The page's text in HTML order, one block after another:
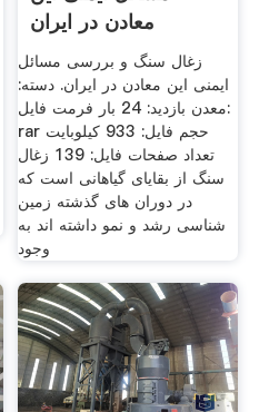
معادن در ایران
زغال سنگ و بررسی مسائل
ایمنی این معادن در ایران. دسته:
معدن بازدید: 24 بار فرمت فایل:
rar حجم فایل: 933 کیلوبایت
تعداد صفحات فایل: 139 زغال
سنگ از بقایای گیاهانی است که
در دوران های گذشته زمین
شناسی رشد و نمو داشته اند به
وجود